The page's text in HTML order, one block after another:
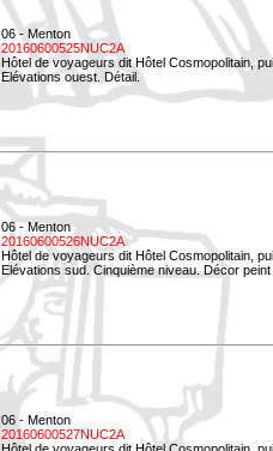
06 - Menton
20160600525NUC2A
Hôtel de voyageurs dit Hôtel Cosmopolitain,
Elévations ouest. Détail.
06 - Menton
20160600526NUC2A
Hôtel de voyageurs dit Hôtel Cosmopolitain,
Elévations sud. Cinquième niveau. Décor peint
06 - Menton
20160600527NUC2A